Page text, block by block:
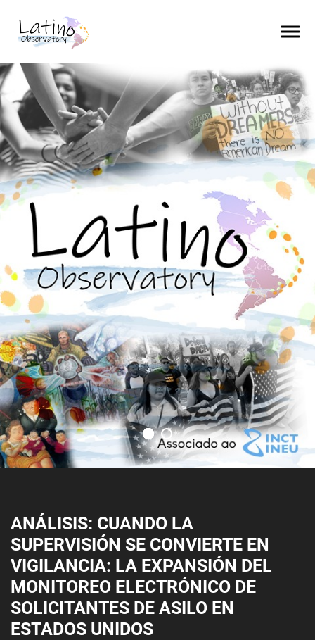
ANÁLISIS: CUANDO LA
SUPERVISIÓN SE CONVIERTE EN
VIGILANCIA: LA EXPANSIÓN DEL
MONITOREO ELECTRÓNICO DE
SOLICITANTES DE ASILO EN
ESTADOS UNIDOS